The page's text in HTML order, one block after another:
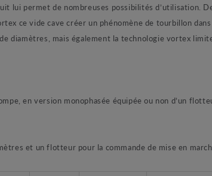
de nombreuses possibilités d’utilisation. De
ce vide cave créer un phénomène de tourbillon
diamètres, mais également la technologie vortex
en version monophasée équipée ou non d’un
et un flotteur pour la commande de mise en